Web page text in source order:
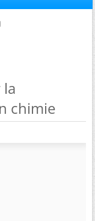
chimie